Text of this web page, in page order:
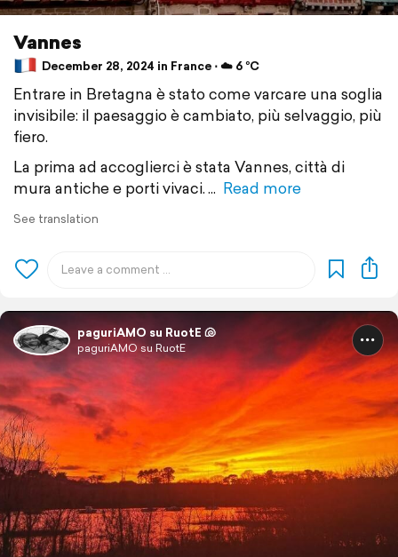
Vannes
December 28, 2024 in France ⋅ ☁️ 6 °C
Entrare in Bretagna è stato come varcare una soglia
invisibile: il paesaggio è cambiato, più selvaggio, più
fiero.
La prima ad accoglierci è stata Vannes, città di
mura antiche e porti vivaci.
Read more
See translation
paguriAMO su RuotE 🐚
paguriAMO su RuotE